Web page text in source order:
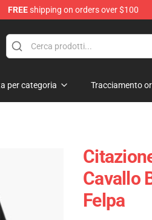
FREEshipping on orders over $100
per categoria Tracciamento
Cavallo
Felpa